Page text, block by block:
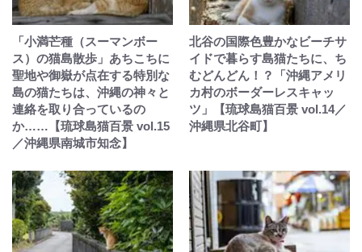
「小満芒種（スーマンボー
ス）の猫島散歩」あちこちに
聖地や御嶽が点在する特別な
島の猫たちは、沖縄の神々と
連絡を取り合っているの
か……【琉球島猫百景 vol.15
／沖縄県南城市知念】
北谷の国際色豊かなビーチサ
イドで暮らす島猫たちに、ち
むどんどん！？「沖縄アメリ
カ村のボーダーレスキャッ
ツ」【琉球島猫百景 vol.14／
沖縄県北谷町】